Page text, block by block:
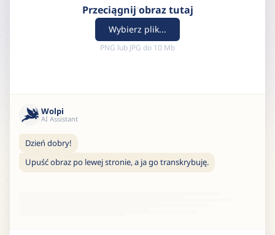
Przeciągnij obraz tutaj
Wybierz plik...
PNG lub JPG do 10 Mb
Wolpi
AI Assistant
Dzień dobry!
Upuść obraz po lewej stronie, a ja go transkrybuję.